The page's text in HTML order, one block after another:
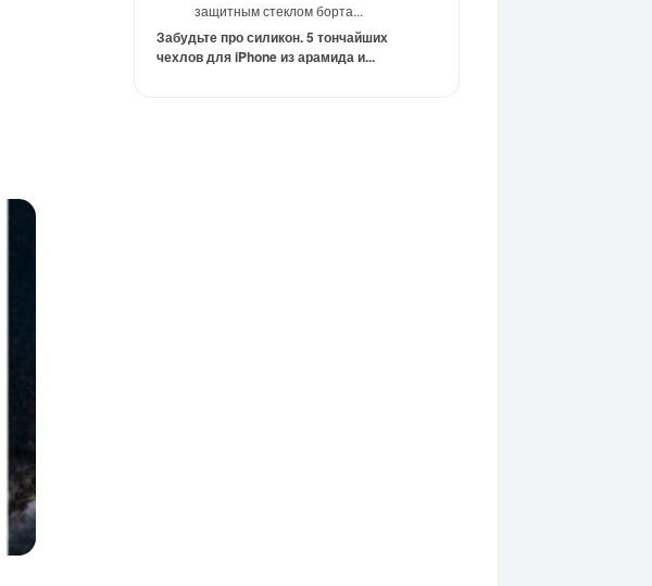
защитным стеклом борта...
Забудьте про силикон. 5 тончайших
чехлов для iPhone из арамида и...